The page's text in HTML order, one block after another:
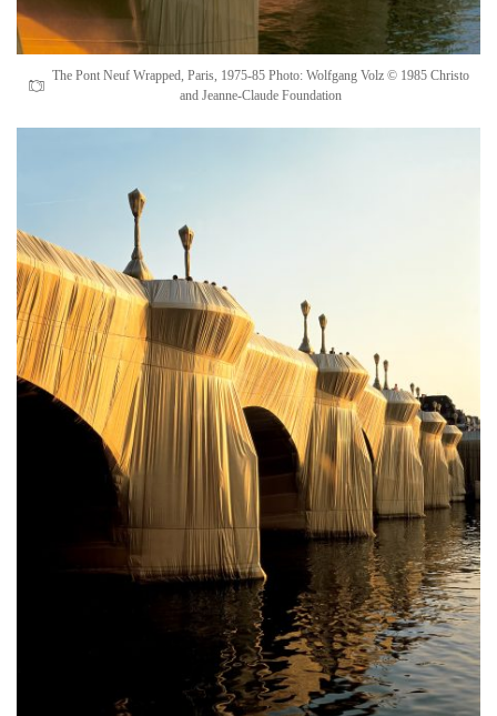
The Pont Neuf Wrapped, Paris, 1975-85 Photo: Wolfgang Volz © 1985 Christo
and Jeanne-Claude Foundation